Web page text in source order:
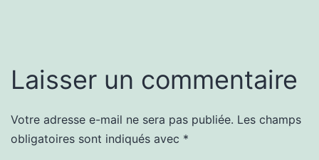
Laisser un commentaire
Votre adresse e-mail ne sera pas publiée. Les champs
obligatoires sont indiqués avec *